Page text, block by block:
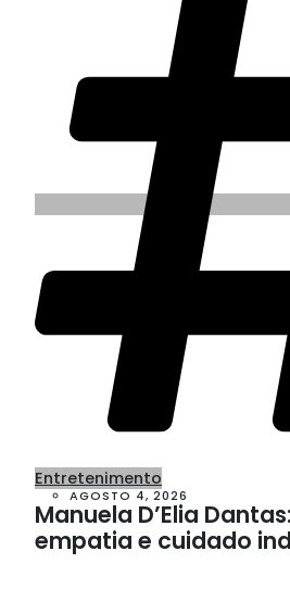
Entretenimento
AGOSTO 4, 2026
Manuela D’Elia
empatia e cuidado